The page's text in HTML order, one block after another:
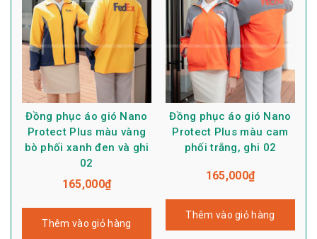
Đồng phục áo gió Nano
Protect Plus màu vàng
bò phối xanh đen và ghi
02
165,000₫
Thêm vào giỏ hàng
Đồng phục áo gió Nano
Protect Plus màu cam
phối trắng, ghi 02
165,000₫
Thêm vào giỏ hàng